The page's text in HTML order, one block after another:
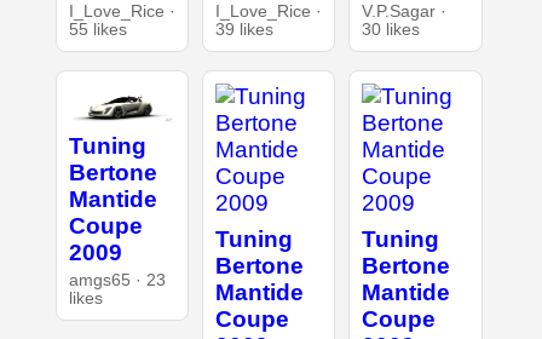
I_Love_Rice ·
55 likes
I_Love_Rice ·
39 likes
V.P.Sagar ·
30 likes
Tuning
Bertone
Mantide
Coupe
2009
amgs65 · 23
likes
Tuning
Bertone
Mantide
Coupe
Tuning
Bertone
Mantide
Coupe